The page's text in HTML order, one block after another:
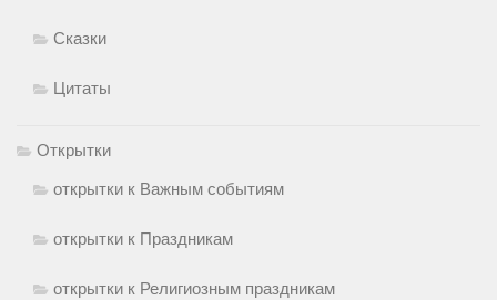
Сказки
Цитаты
Открытки
открытки к Важным событиям
открытки к Праздникам
открытки к Религиозным праздникам